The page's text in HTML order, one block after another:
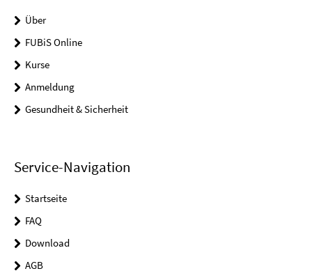
Über
FUBiS Online
Kurse
Anmeldung
Gesundheit & Sicherheit
Service-Navigation
Startseite
FAQ
Download
AGB